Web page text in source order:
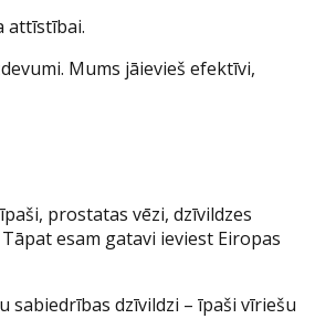
attīstībai.
Mums jāievieš efektīvi,
prostatas vēzi, dzīvildzes
esam gatavi ieviest Eiropas
sabiedrības dzīvildzi – īpaši vīriešu